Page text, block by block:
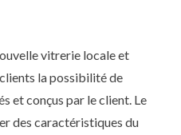
vitrerie locale et
la possibilité de
et conçus par le client. Le
des caractéristiques du